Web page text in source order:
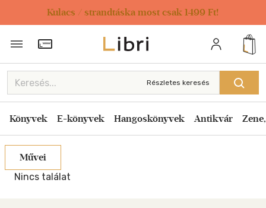
Kulacs / strandtáska most csak 1499 Ft!
Törzsvásárlói Kártya adatai
Részletes keresés
Könyvek E-könyvek Hangoskönyvek Antikvár
Művei
Nincs találat